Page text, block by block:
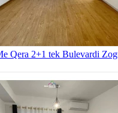
Qera 2+1 tek Bulevardi